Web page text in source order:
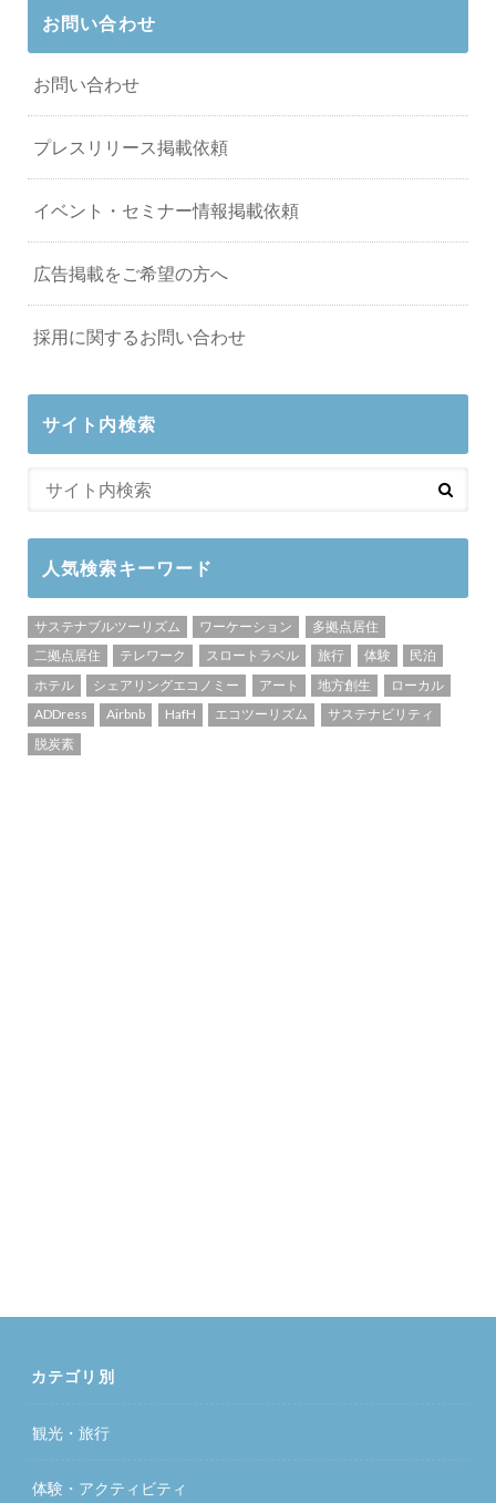
お問い合わせ
お問い合わせ
プレスリリース掲載依頼
イベント・セミナー情報掲載依頼
広告掲載をご希望の方へ
採用に関するお問い合わせ
サイト内検索
人気検索キーワード
サステナブルツーリズム ワーケーション
多拠点居住
二拠点居住
テレワーク スロートラベル 旅行 体験
民泊
ホテル
シェアリングエコノミー アート 地方創生
ローカル
ADDress
Airbnb HafH エコツーリズム
サステナビリティ
脱炭素
カテゴリ別
観光・旅行
体験・アクティビティ